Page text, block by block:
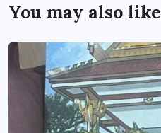
You may also like